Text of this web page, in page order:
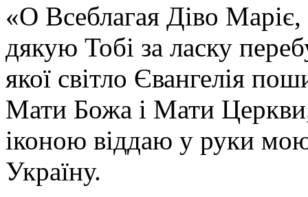
«О Всеблагая Діво
дякую Тобі за ласку
якої світло Євангелія
Мати Божа і Мати
іконою віддаю у руки
Україну.